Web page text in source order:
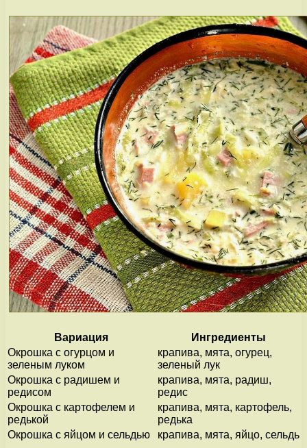
Вариация
Ингредиенты
Окрошка с огурцом и
зеленым луком
крапива, мята, огурец,
зеленый лук
Окрошка с радишем и
редисом
крапива, мята, радиш,
редис
Окрошка с картофелем и
редькой
крапива, мята, картофель,
редька
Окрошка с яйцом и сельдью
крапива, мята, яйцо, сельдь